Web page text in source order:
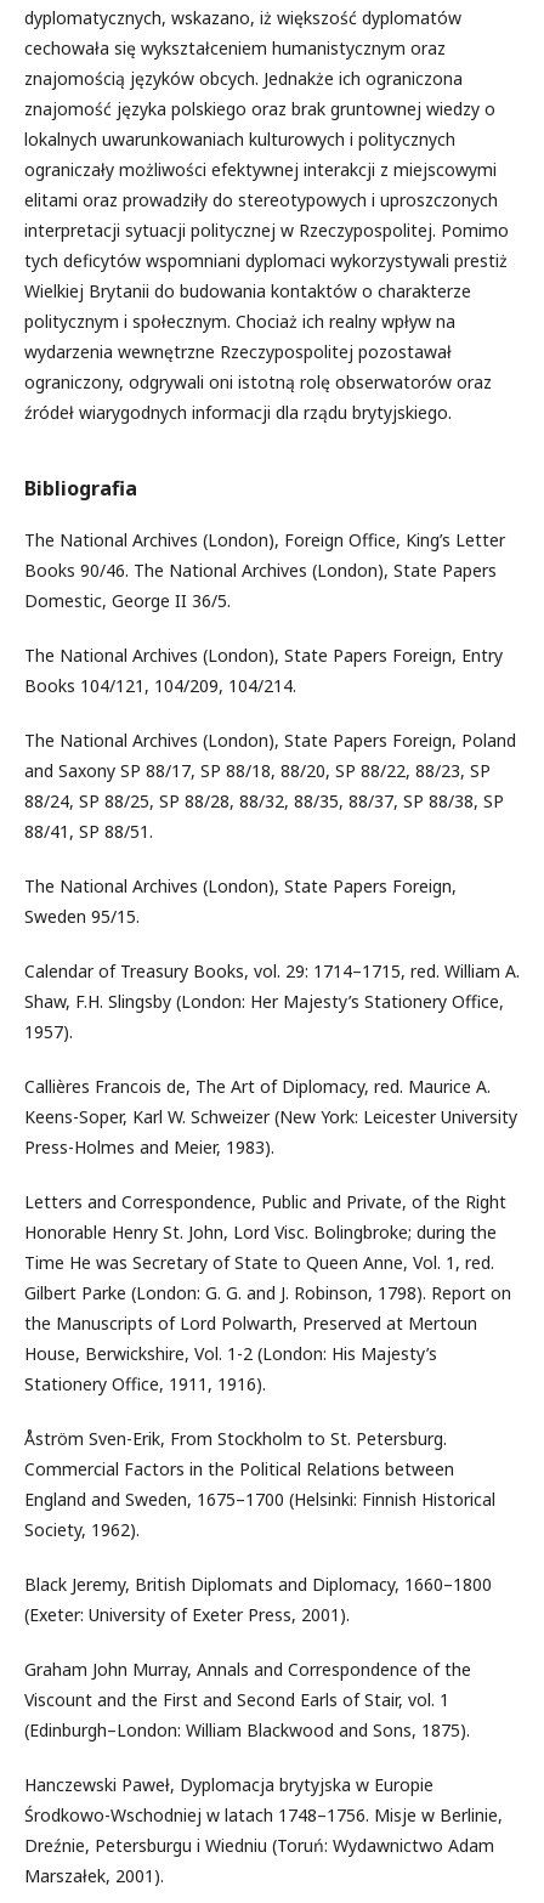
dyplomatycznych, wskazano, iż większość dyplomatów
cechowała się wykształceniem humanistycznym oraz
znajomością języków obcych. Jednakże ich ograniczona
znajomość języka polskiego oraz brak gruntownej wiedzy o
lokalnych uwarunkowaniach kulturowych i politycznych
ograniczały możliwości efektywnej interakcji z miejscowymi
elitami oraz prowadziły do stereotypowych i uproszczonych
interpretacji sytuacji politycznej w Rzeczypospolitej. Pomimo
tych deficytów wspomniani dyplomaci wykorzystywali prestiż
Wielkiej Brytanii do budowania kontaktów o charakterze
politycznym i społecznym. Chociaż ich realny wpływ na
wydarzenia wewnętrzne Rzeczypospolitej pozostawał
ograniczony, odgrywali oni istotną rolę obserwatorów oraz
źródeł wiarygodnych informacji dla rządu brytyjskiego.
Bibliografia
The National Archives (London), Foreign Office, King’s Letter
Books 90/46. The National Archives (London), State Papers
Domestic, George II 36/5.
The National Archives (London), State Papers Foreign, Entry
Books 104/121, 104/209, 104/214.
The National Archives (London), State Papers Foreign, Poland
and Saxony SP 88/17, SP 88/18, 88/20, SP 88/22, 88/23, SP
88/24, SP 88/25, SP 88/28, 88/32, 88/35, 88/37, SP 88/38, SP
88/41, SP 88/51.
The National Archives (London), State Papers Foreign,
Sweden 95/15.
Calendar of Treasury Books, vol. 29: 1714–1715, red. William A.
Shaw, F.H. Slingsby (London: Her Majesty’s Stationery Office,
1957).
Callières Francois de, The Art of Diplomacy, red. Maurice A.
Keens-Soper, Karl W. Schweizer (New York: Leicester University
Press-Holmes and Meier, 1983).
Letters and Correspondence, Public and Private, of the Right
Honorable Henry St. John, Lord Visc. Bolingbroke; during the
Time He was Secretary of State to Queen Anne, Vol. 1, red.
Gilbert Parke (London: G. G. and J. Robinson, 1798). Report on
the Manuscripts of Lord Polwarth, Preserved at Mertoun
House, Berwickshire, Vol. 1-2 (London: His Majesty’s
Stationery Office, 1911, 1916).
Åström Sven-Erik, From Stockholm to St. Petersburg.
Commercial Factors in the Political Relations between
England and Sweden, 1675–1700 (Helsinki: Finnish Historical
Society, 1962).
Black Jeremy, British Diplomats and Diplomacy, 1660–1800
(Exeter: University of Exeter Press, 2001).
Graham John Murray, Annals and Correspondence of the
Viscount and the First and Second Earls of Stair, vol. 1
(Edinburgh–London: William Blackwood and Sons, 1875).
Hanczewski Paweł, Dyplomacja brytyjska w Europie
Środkowo-Wschodniej w latach 1748–1756. Misje w Berlinie,
Dreźnie, Petersburgu i Wiedniu (Toruń: Wydawnictwo Adam
Marszałek, 2001).